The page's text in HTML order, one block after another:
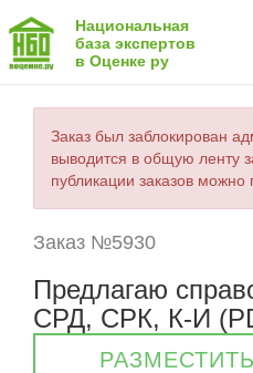
Национальная
база экспертов
в Оценке ру
Заказ был заблокирован
выводится в общую ленту
публикации заказов можно
Заказ №5930
Предлагаю
СРД, СРК, К-И
РАЗМЕСТИТЬ